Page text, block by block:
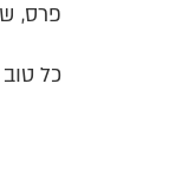
פרס,
כל